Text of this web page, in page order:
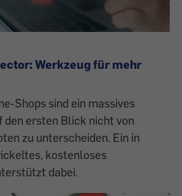
Werkzeug für mehr
Shops sind ein massives
den ersten Blick nicht von
zu unterscheiden. Ein in
kostenloses
dabei.